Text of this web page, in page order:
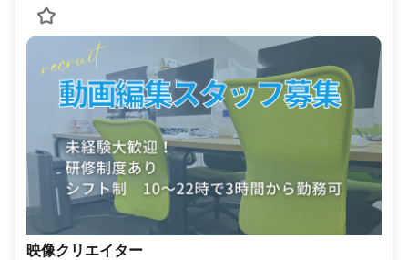
映像クリエイター